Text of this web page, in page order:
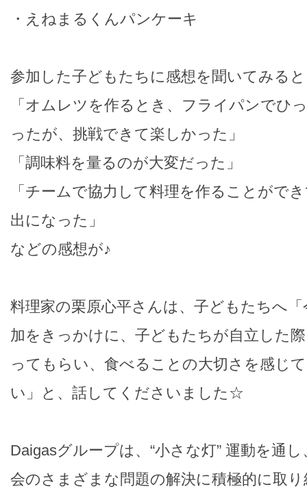
・えねまるくんパンケーキ
参加した子どもたちに感想を聞いてみる
「オムレツを作るとき、フライパンでひ
ったが、挑戦できて楽しかった」
「調味料を量るのが大変だった」
「チームで協力して料理を作ることがで
出になった」
などの感想が♪
料理家の栗原心平さんは、子どもたちへ
加をきっかけに、子どもたちが自立した
ってもらい、食べることの大切さを感じ
い」と、話してくださいました☆
Daigasグループは、“小さな灯” 運動を通
会のさまざまな問題の解決に積極的に取